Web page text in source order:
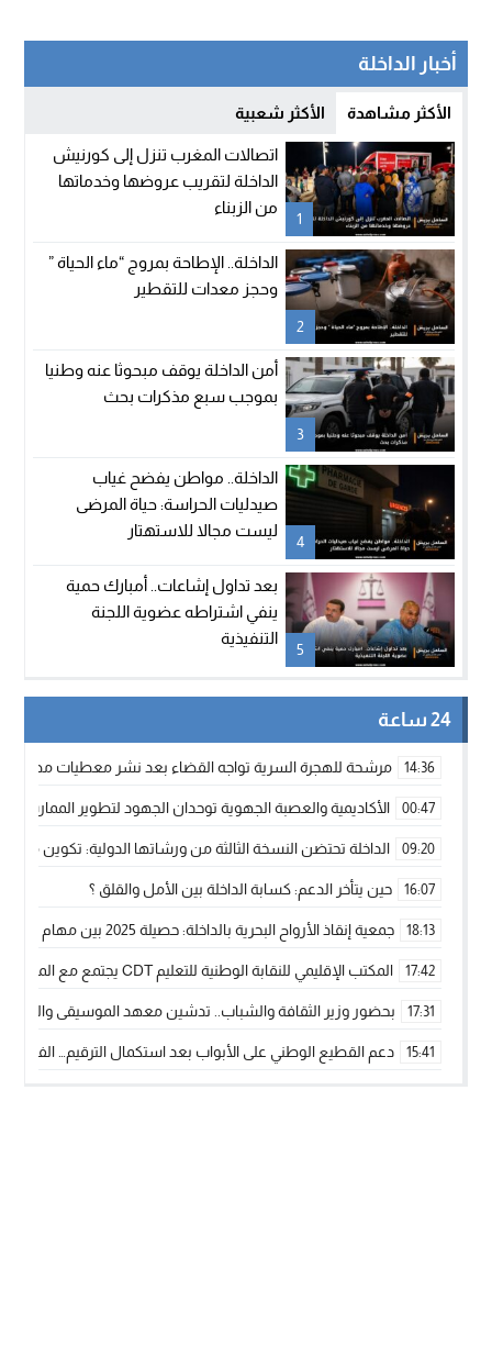
أخبار الداخلة
الأكثر مشاهدة الأكثر شعبية
1
اتصالات المغرب تنزل إلى كورنيش
الداخلة لتقريب عروضها وخدماتها
من الزبناء
2
الداخلة.. الإطاحة بمروج “ماء الحياة ”
وحجز معدات للتقطير
3
أمن الداخلة يوقف مبحوثا عنه وطنيا
بموجب سبع مذكرات بحث
4
الداخلة.. مواطن يفضح غياب
صيدليات الحراسة: حياة المرضى
ليست مجالا للاستهتار
5
بعد تداول إشاعات.. أمبارك حمية
ينفي اشتراطه عضوية اللجنة
التنفيذية
24 ساعة
14:36 مرشحة للهجرة السرية تواجه القضاء بعد نشر معطيات مضللة
00:47 الأكاديمية والعصبة الجهوية توحدان الجهود لتطوير الممارسة
09:20 الداخلة تحتضن النسخة الثالثة من ورشاتها الدولية: تكوين
16:07 حين يتأخر الدعم: كسابة الداخلة بين الأمل والقلق ؟
18:13 جمعية إنقاذ الأرواح البحرية بالداخلة: حصيلة 2025 بين مهام الإنقاذ ومشروع “دار البحار”
17:42 المكتب الإقليمي للنقابة الوطنية للتعليم CDT يجتمع مع المدير الإقليمي لمناقشة ملفات جوهرية لنساء ورجال التعليم
17:31 بحضور وزير الثقافة والشباب.. تدشين معهد الموسيقى والفنون
15:41 دعم القطيع الوطني على الأبواب بعد استكمال الترقيم…